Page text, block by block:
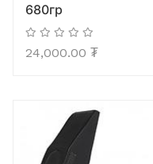
680гр
24,000.00 ₮